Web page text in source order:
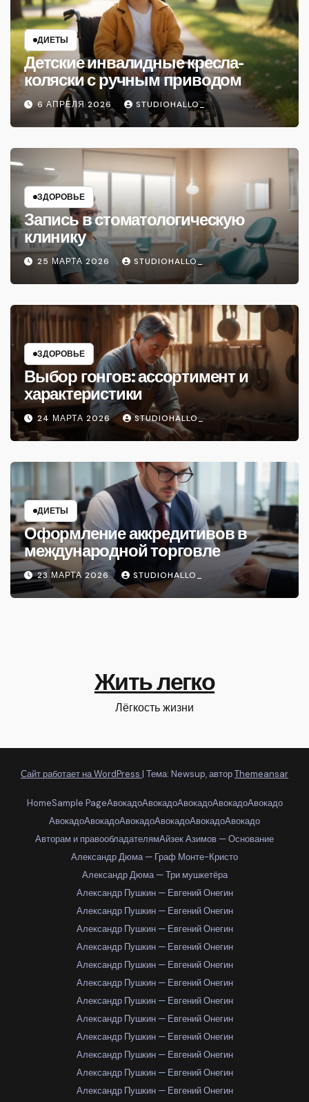
ДИЕТЫ
Детские инвалидные кресла-
коляски с ручным приводом
6 АПРЕЛЯ 2026 STUDIOHALLO_
ЗДОРОВЬЕ
Запись в стоматологическую
клинику
25 МАРТА 2026 STUDIOHALLO_
ЗДОРОВЬЕ
Выбор гонгов: ассортимент и
характеристики
24 МАРТА 2026 STUDIOHALLO_
ДИЕТЫ
Оформление аккредитивов в
международной торговле
23 МАРТА 2026 STUDIOHALLO_
Жить легко
Лёгкость жизни
Сайт работает на WordPress | Тема: Newsup, авторThemeansar
HomeSample PageАвокадоАвокадоАвокадоАвокадоАвокадо
АвокадоАвокадоАвокадоАвокадоАвокадоАвокадо
Авторам и правообладателямАйзек Азимов — Основание
Александр Дюма — Граф Монте-Кристо
Александр Дюма — Три мушкетёра
Александр Пушкин — Евгений Онегин
Александр Пушкин — Евгений Онегин
Александр Пушкин — Евгений Онегин
Александр Пушкин — Евгений Онегин
Александр Пушкин — Евгений Онегин
Александр Пушкин — Евгений Онегин
Александр Пушкин — Евгений Онегин
Александр Пушкин — Евгений Онегин
Александр Пушкин — Евгений Онегин
Александр Пушкин — Евгений Онегин
Александр Пушкин — Евгений Онегин
Александр Пушкин — Евгений Онегин